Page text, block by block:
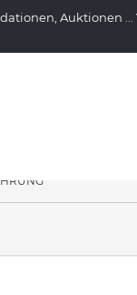
Auktionen ...